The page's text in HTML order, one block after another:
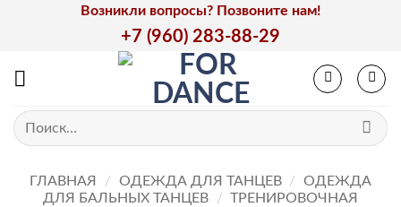
Возникли вопросы? Позвоните нам!
+7 (960) 283-88-29
Искать:
ГЛАВНАЯ / ОДЕЖДА ДЛЯ ТАНЦЕВ /
ОДЕЖДА
ДЛЯ БАЛЬНЫХ ТАНЦЕВ
/ ТРЕНИРОВОЧНАЯ